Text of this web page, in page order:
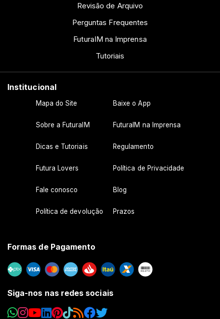
Revisão de Arquivo
Perguntas Frequentes
FuturaIM na Imprensa
Tutoriais
Institucional
Mapa do Site Baixe o App
Sobre a FuturaIM FuturaIM na Imprensa
Dicas e Tutoriais Regulamento
Futura Lovers Política de Privacidade
Fale conosco Blog
Política de devolução Prazos
Formas de Pagamento
Siga-nos nas redes sociais